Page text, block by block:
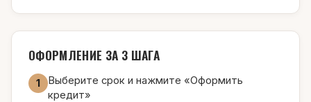
ОФОРМЛЕНИЕ ЗА 3 ШАГА
1
Выберите срок и нажмите «Оформить
кредит»